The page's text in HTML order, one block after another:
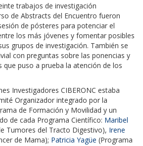
trabajos de investigación
de Abstracts del Encuentro fueron
de pósteres para potenciar el
los más jóvenes y fomentar posibles
grupos de investigación. También se
con preguntas sobre las ponencias y
puso a prueba la atención de los
Investigadores CIBERONC estaba
Organizador integrado por la
de Formación y Movilidad y un
de cada Programa Científico: Maribel
Tumores del Tracto Digestivo), Irene
de Mama); Patricia Yagüe (Programa